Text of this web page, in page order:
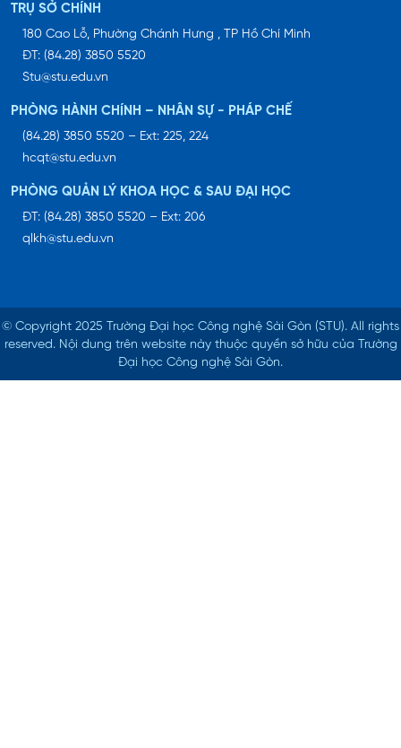
TRỤ SỞ CHÍNH
180 Cao Lỗ, Phường Chánh Hưng , TP Hồ Chí Minh
ĐT: (84.28) 3850 5520
Stu@stu.edu.vn
PHÒNG HÀNH CHÍNH – NHÂN SỰ - PHÁP CHẾ
(84.28) 3850 5520 – Ext: 225, 224
hcqt@stu.edu.vn
PHÒNG QUẢN LÝ KHOA HỌC & SAU ĐẠI HỌC
ĐT: (84.28) 3850 5520 – Ext: 206
qlkh@stu.edu.vn
© Copyright 2025 Trường Đại học Công nghệ Sài Gòn (STU). All rights
reserved. Nội dung trên website này thuộc quyền sở hữu của Trường
Đại học Công nghệ Sài Gòn.